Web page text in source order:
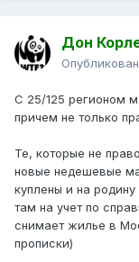
Дон
C 25/125 регионом
причем не только
Те, которые не
новые недешевые
куплены и на
там на учет по
снимает жилье в
прописки)